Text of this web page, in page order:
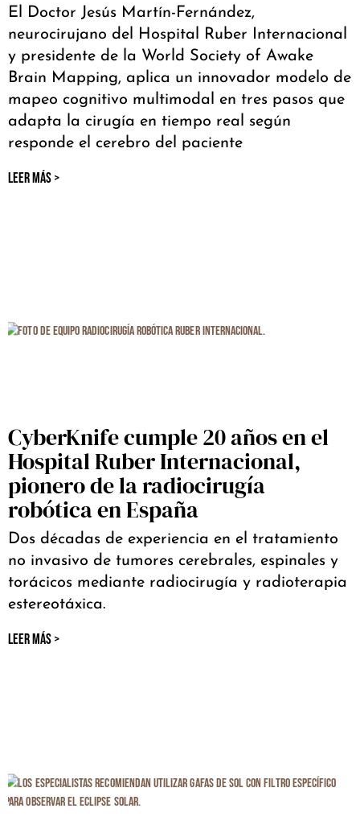
El Doctor Jesús Martín-Fernández,
neurocirujano del Hospital Ruber Internacional
y presidente de la World Society of Awake
Brain Mapping, aplica un innovador modelo de
mapeo cognitivo multimodal en tres pasos que
adapta la cirugía en tiempo real según
responde el cerebro del paciente
LEER MÁS >
CyberKnife cumple 20 años en el
Hospital Ruber Internacional,
pionero de la radiocirugía
robótica en España
Dos décadas de experiencia en el tratamiento
no invasivo de tumores cerebrales, espinales y
torácicos mediante radiocirugía y radioterapia
estereotáxica.
LEER MÁS >